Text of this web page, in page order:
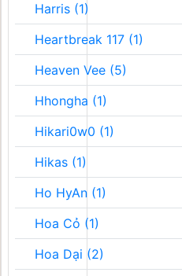
Harris (1)
Heartbreak 117 (1)
Heaven Vee (5)
Hhongha (1)
Hikari0w0 (1)
Hikas (1)
Ho HyAn (1)
Hoa Cỏ (1)
Hoa Dại (2)